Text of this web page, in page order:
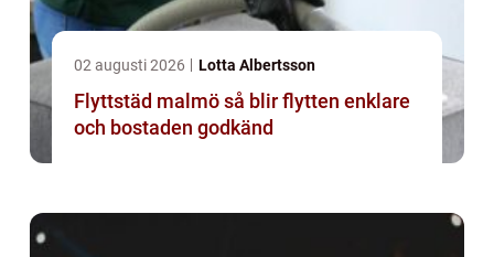
02 augusti 2026 Lotta Albertsson
Flyttstäd malmö så blir flytten enklare
och bostaden godkänd